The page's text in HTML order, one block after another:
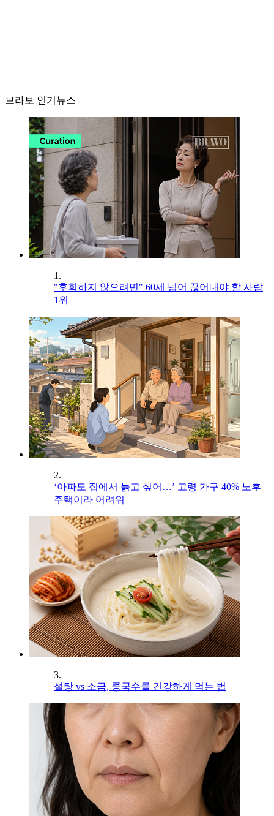
브라보 인기뉴스
1.
"후회하지 않으려면" 60세 넘어 끊어내야 할 사람
1위
2.
‘아파도 집에서 늙고 싶어…’ 고령 가구 40% 노후
주택이라 어려워
3.
설탕 vs 소금, 콩국수를 건강하게 먹는 법